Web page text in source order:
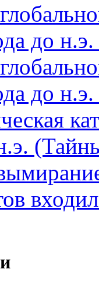
до
до